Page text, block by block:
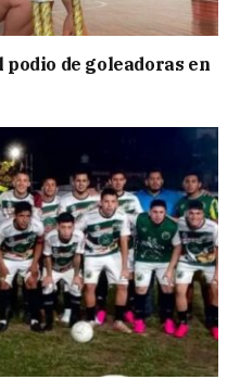
de goleadoras en